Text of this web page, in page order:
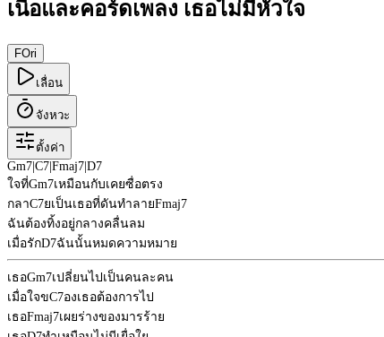
เนื้อและคอร์ดเพลง เธอไม่มีหัวใจ
FOri
เลื่อน
จังหวะ
ตั้งค่า
Gm7 C7 Fmaj7 D7
ใจที่Gm7เหมือนกับเคยซื่อตรง
กลาC7ยเป็นเธอที่ดันทำลายFmaj7
ฉันต้องทิ้งอยู่กลางคลื่นลม
เมื่อรักD7ฉันนั้นหมดความหมาย
เธอGm7เปลี่ยนไปเป็นคนละคน
เมื่อใจขC7องเธอต้องการไป
เธอFmaj7เผยร่างของมารร้าย